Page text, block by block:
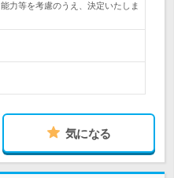
力等を考慮のうえ、決定いたしま
気になる